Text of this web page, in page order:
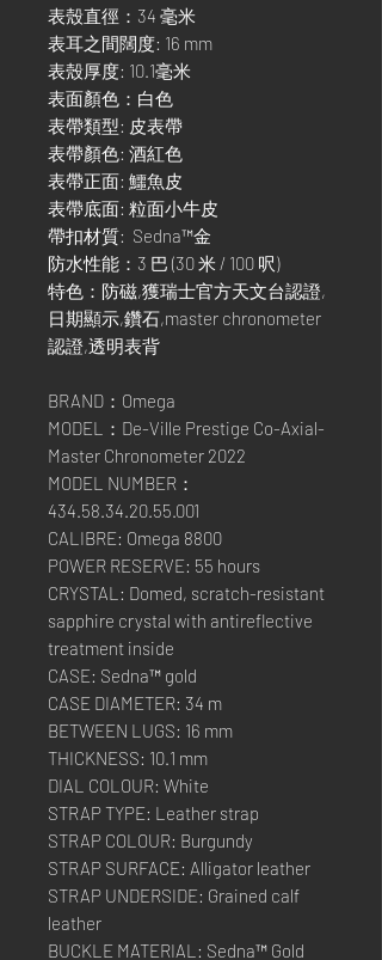
表殼直徑：34 毫米
表耳之間闊度: 16 mm
表殼厚度: 10.1毫米
表面顏色：白色
表帶類型: 皮表帶
表帶顏色: 酒紅色
表帶正面: 鱷魚皮
表帶底面: 粒面小牛皮
帶扣材質: Sedna™金
防水性能：3 巴 (30 米 / 100 呎)
特色：防磁,獲瑞士官方天文台認證,
日期顯示,鑽石,master chronometer
認證,透明表背
BRAND：Omega
MODEL：De-Ville Prestige Co-Axial-
Master Chronometer 2022
MODEL NUMBER：
434.58.34.20.55.001
CALIBRE: Omega 8800
POWER RESERVE: 55 hours
CRYSTAL: Domed, scratch-resistant
sapphire crystal with antireflective
treatment inside
CASE: Sedna™ gold
CASE DIAMETER: 34 m
BETWEEN LUGS: 16 mm
THICKNESS: 10.1 mm
DIAL COLOUR: White
STRAP TYPE: Leather strap
STRAP COLOUR: Burgundy
STRAP SURFACE: Alligator leather
STRAP UNDERSIDE: Grained calf
leather
BUCKLE MATERIAL: Sedna™ Gold